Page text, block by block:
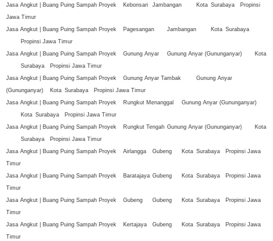
Jasa Angkut | Buang Puing Sampah Proyek Kebonsari Jambangan Kota Surabaya
Propinsi
Jawa Timur
Jasa Angkut | Buang Puing Sampah Proyek
Pagesangan Jambangan Kota Surabaya
Propinsi Jawa Timur
Jasa Angkut | Buang Puing Sampah Proyek
Gunung Anyar Gunung Anyar (Gununganyar)
Kota
Surabaya
Propinsi Jawa Timur
Jasa Angkut | Buang Puing Sampah Proyek
Gunung Anyar Tambak
Gunung Anyar
(Gununganyar)
Kota Surabaya
Propinsi Jawa Timur
Jasa Angkut | Buang Puing Sampah Proyek
Rungkut Menanggal
Gunung Anyar (Gununganyar)
Kota Surabaya
Propinsi Jawa Timur
Jasa Angkut | Buang Puing Sampah Proyek
Rungkut Tengah Gunung Anyar (Gununganyar)
Kota
Surabaya
Propinsi Jawa Timur
Jasa Angkut | Buang Puing Sampah Proyek
Airlangga Gubeng Kota Surabaya
Propinsi Jawa
Timur
Jasa Angkut | Buang Puing Sampah Proyek
Baratajaya Gubeng Kota Surabaya
Propinsi Jawa
Timur
Jasa Angkut | Buang Puing Sampah Proyek
Gubeng Gubeng Kota Surabaya
Propinsi Jawa
Timur
Jasa Angkut | Buang Puing Sampah Proyek
Kertajaya Gubeng Kota Surabaya
Propinsi Jawa
Timur